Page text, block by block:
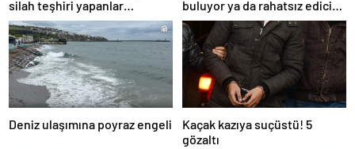
silah teşhiri yapanlar
yakalandı
buluyor ya da rahatsız edici
ve toksik!
Deniz ulaşımına poyraz engeli
Kaçak kazıya suçüstü! 5
gözaltı